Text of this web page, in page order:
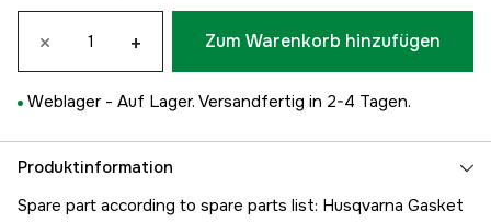
× + Zum Warenkorb hinzufügen
Weblager - Auf Lager. Versandfertig in 2-4 Tagen.
Produktinformation
Spare part according to spare parts list: Husqvarna Gasket